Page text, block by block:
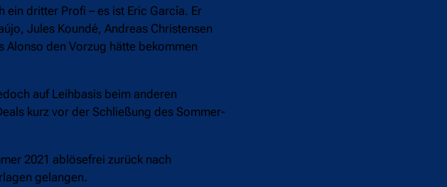
ein dritter Profi – es ist Eric García. Er
Jules Koundé, Andreas Christensen
den Vorzug hätte bekommen
auf Leihbasis beim anderen
kurz vor der Schließung des Sommer-
2021 ablösefrei zurück nach
gelangen.